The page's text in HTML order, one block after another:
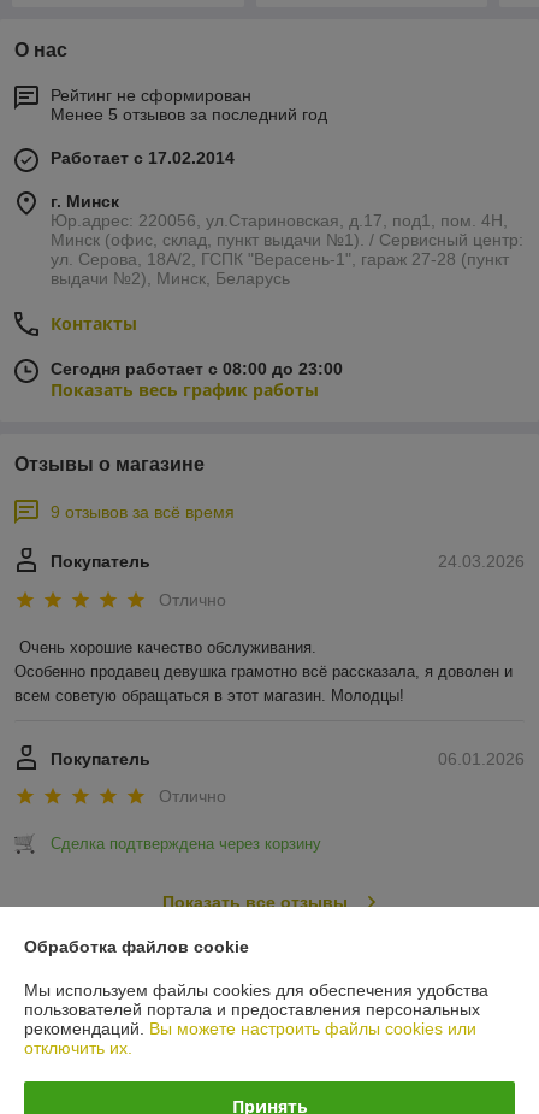
О нас
Рейтинг не сформирован
Менее 5 отзывов за последний год
Работает с 17.02.2014
г. Минск
Юр.адрес: 220056, ул.Стариновская, д.17, под1, пом. 4Н,
Минск (офис, склад, пункт выдачи №1). / Сервисный центр:
ул. Серова, 18А/2, ГСПК "Верасень-1", гараж 27-28 (пункт
выдачи №2), Минск, Беларусь
Контакты
Сегодня работает с 08:00 до 23:00
Показать весь график работы
Отзывы о магазине
9 отзывов за всё время
24.03.2026
Покупатель
Отлично
Очень хорошие качество обслуживания.
Особенно продавец девушка грамотно всё рассказала, я доволен и
всем советую обращаться в этот магазин. Молодцы!
06.01.2026
Покупатель
Отлично
Сделка подтверждена через корзину
Показать все отзывы
О нас
Контакты
Обработка файлов cookie
Мы используем файлы cookies для обеспечения удобства
пользователей портала и предоставления персональных
рекомендаций. Вы можете настроить файлы cookies или
отключить их.
Принять